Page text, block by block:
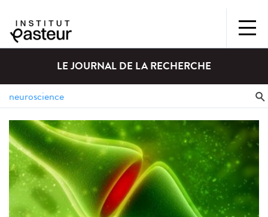
LE JOURNAL DE LA RECHERCHE